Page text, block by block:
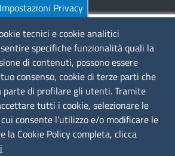
783.711
Impostazioni Privacy
tecnici e cookie analitici
specifiche funzionalità quali la
di contenuti, possono essere
consenso, cookie di terze parti che
parte di profilare gli utenti. Tramite
tutti i cookie, selezionare le
consente l’utilizzo e/o modificare le
la Cookie Policy completa, clicca